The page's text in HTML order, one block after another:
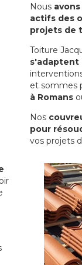
Nous
actifs des
projets de
Toiture
et sommes
à Romans
Nos
pour
vos projets